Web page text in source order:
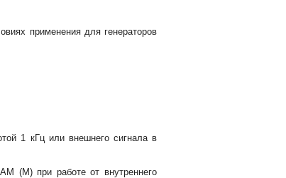
применения для генераторов
1 кГц или внешнего сигнала в
(М) при работе от внутреннего